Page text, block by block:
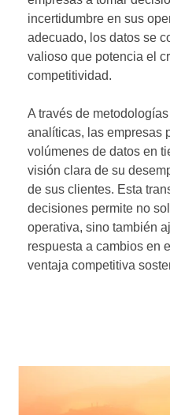
incertidumbre en sus
adecuado, los datos se
valioso que potencia el
competitividad.
A través de
analíticas, las empresas
volúmenes de datos en
visión clara de su
de sus clientes. Esta
decisiones permite no
operativa, sino también
respuesta a cambios en
ventaja competitiva